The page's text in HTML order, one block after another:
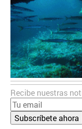
Recibe nuestras